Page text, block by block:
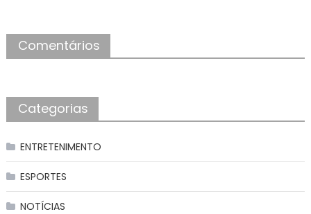
Comentários
Categorias
ENTRETENIMENTO
ESPORTES
NOTÍCIAS